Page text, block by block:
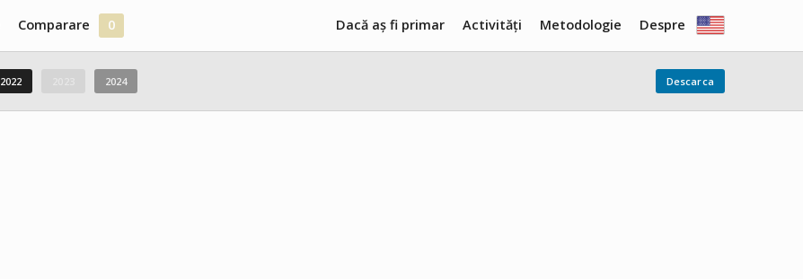
Despre
Metodologie
Activități
Comparare 0 Dacă aș fi primar
2022 2024 Descarca